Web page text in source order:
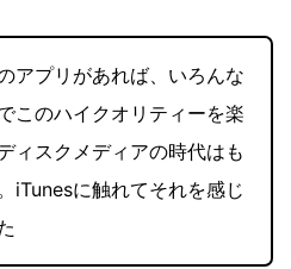
アプリがあれば、いろんな
このハイクオリティーを楽
ィスクメディアの時代はも
iTunesに触れてそれを感じ